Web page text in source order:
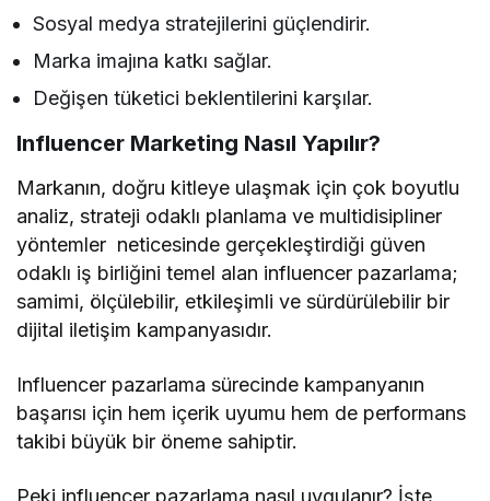
Sosyal medya stratejilerini güçlendirir.
Marka imajına katkı sağlar.
Değişen tüketici beklentilerini karşılar.
Influencer Marketing Nasıl Yapılır?
Markanın, doğru kitleye ulaşmak için çok boyutlu
analiz, strateji odaklı planlama ve multidisipliner
yöntemler neticesinde gerçekleştirdiği güven
odaklı iş birliğini temel alan influencer pazarlama;
samimi, ölçülebilir, etkileşimli ve sürdürülebilir bir
dijital iletişim kampanyasıdır.
Influencer pazarlama sürecinde kampanyanın
başarısı için hem içerik uyumu hem de performans
takibi büyük bir öneme sahiptir.
Peki influencer pazarlama nasıl uygulanır? İşte